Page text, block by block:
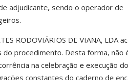
adjudicante, sendo o operador de
.
RODOVIÁRIOS DE VIANA, LDA
do procedimento. Desta forma, não
na celebração e execução
constantes do caderno de